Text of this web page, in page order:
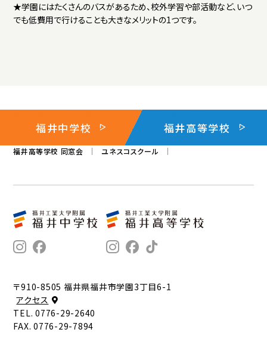
★学園にはたくさんのバスがあるため、校外学習や部活動など、いつ
でも低費用で行けることも大きなメリットの1つです。
福井中学校 福井高等学校
金井学園 福井工業大学
福井県医療福祉専門学校
L'ecole des gourmands Fukui
福井中学校 同窓会「桜花会」
福井高等学校 同窓会
ユネスコスクール
〒910-8505 福井県福井市学園3丁目6-1
アクセス
TEL. 0776-29-2640
FAX. 0776-29-7894